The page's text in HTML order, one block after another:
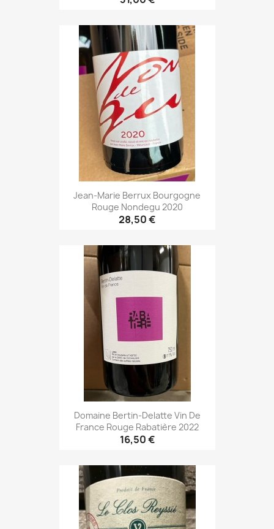
Jean-Marie Berrux Bourgogne
Rouge Nondegu 2020
28,50 €
Domaine Bertin-Delatte Vin De
France Rouge Rabatière 2022
16,50 €